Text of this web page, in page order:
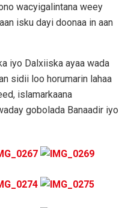
wacyigalintana weey
isku dayi doonaa in aan
iyo Dalxiiska ayaa wada
sidii loo horumarin lahaa
islamarkaana
gobolada Banaadir iyo